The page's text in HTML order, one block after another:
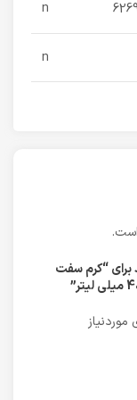
n
n
برای “کرم سفت